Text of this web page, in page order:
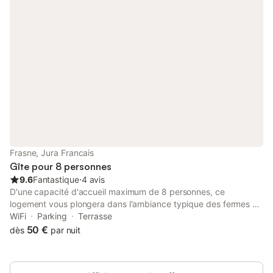
Frasne, Jura Francais
Gîte pour 8 personnes
9.6Fantastique⋅4 avis
D'une capacité d'accueil maximum de 8 personnes, ce
logement vous plongera dans l'ambiance typique des fermes du
Haut-Doubs. Les 180 m² de cet appartement composent un
cadre lumineux et agréable fait de matériaux naturels La pièce
chambres sont équipées d'un lit double. Une 3ème chambre
WiFi Parking
Terrasse
dès 50 € par nuit